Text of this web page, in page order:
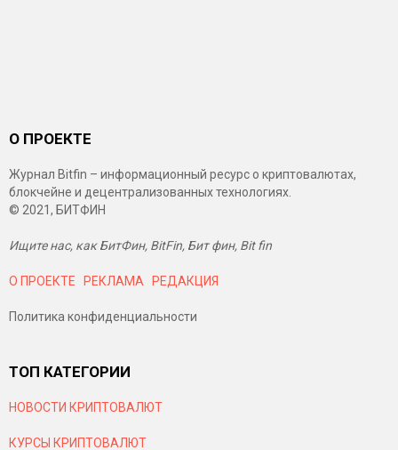
О ПРОЕКТЕ
Журнал Bitfin – информационный ресурс о криптовалютах,
блокчейне и децентрализованных технологиях.
© 2021, БИТФИН
Ищите нас, как БитФин, BitFin, Бит фин, Bit fin
О ПРОЕКТЕ РЕКЛАМА РЕДАКЦИЯ
Политика конфиденциальности
ТОП КАТЕГОРИИ
НОВОСТИ КРИПТОВАЛЮТ
КУРСЫ КРИПТОВАЛЮТ